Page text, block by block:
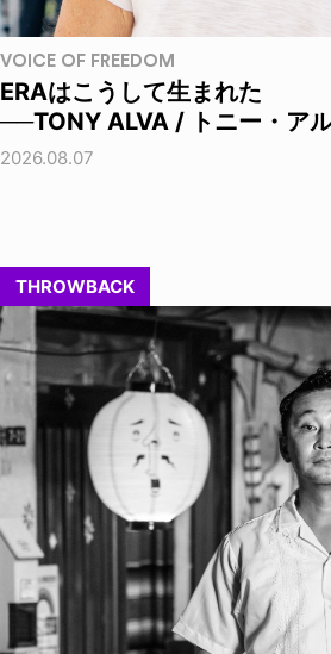
VOICE OF FREEDOM
ERAはこうして生まれた
──TONY ALVA / トニー・ア
2026.08.07
THROWBACK